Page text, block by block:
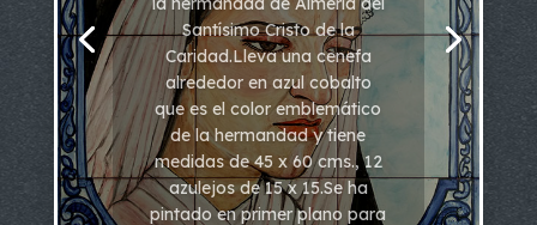
Santísimo Cristo de la
Caridad.Lleva una cenefa
alrededor en azul cobalto
que es el color emblemático
de la hermandad y tiene
medidas de 45 x 60 cms., 12
azulejos de 15 x 15.Se ha
pintado en primer plano para